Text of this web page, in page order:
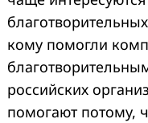
кому помогли
российских
помогают потому,